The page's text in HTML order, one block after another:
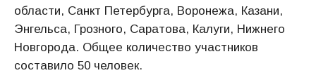
области, Санкт Петербурга, Воронежа, Казани,
Энгельса, Грозного, Саратова, Калуги, Нижнего
Новгорода. Общее количество участников
составило 50 человек.